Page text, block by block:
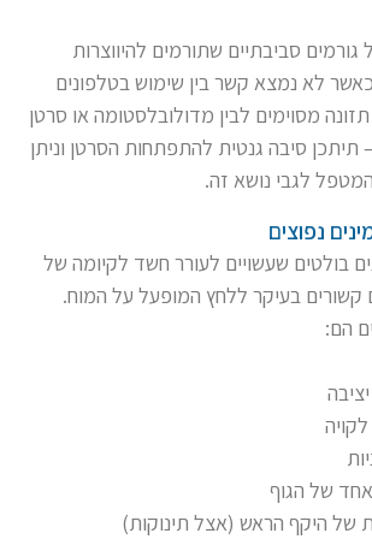
גורמים סביבתיים שתורמים להיווצרות
לא נמצא קשר בין שימוש בטלפונים
תזונה מסוימים לבין מדולובלסטומה או סרטן
תיתכן סיבה גנטית להתפתחות הסרטן וניתן
לגבי נושא זה.
נפוצים
בולטים שעשויים לעורר חשד לקיומה של
קשורים בעיקר ללחץ המופעל על המוח.
הם:
של הגוף
של היקף הראש (אצל תינוקות)